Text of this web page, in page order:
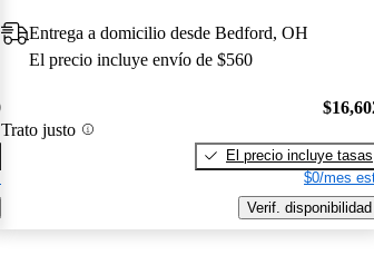
Entrega a domicilio desde Bedford, OH
El precio incluye envío de $560
Trato justo
El precio incluye tasas
$0/mes
Verif. disponibilidad